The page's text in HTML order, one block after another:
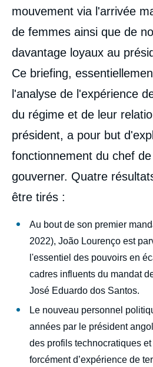
mouvement via l'arrivée
de femmes ainsi que de
davantage loyaux au
Ce briefing,
l'analyse de l'expérience
du régime et de leur
président, a pour but
fonctionnement du chef
gouverner. Quatre
être tirés :
Au bout de son premier
2022), João Lourenço est
l'essentiel des pouvoirs en
cadres influents du mandat
José Eduardo dos Santos.
Le nouveau personnel
années par le président
des profils technocratiques
forcément d’expérience de